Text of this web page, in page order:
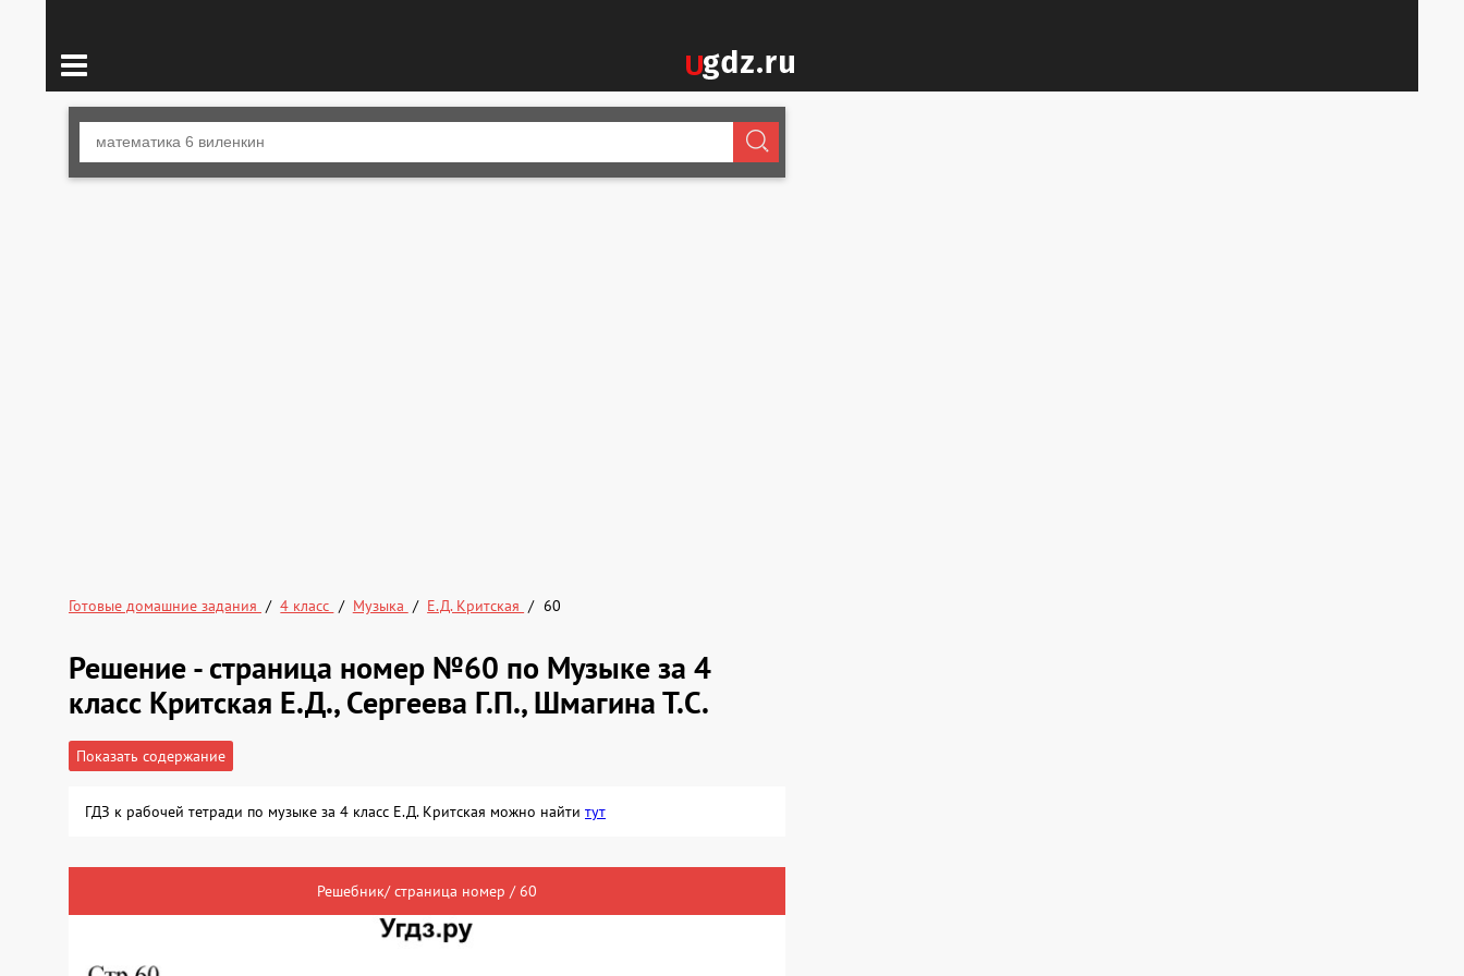
Готовые домашние задания 4 класс Музыка Е.Д. Критская 60
Решение - страница номер №60 по Музыке за 4
класс Критская Е.Д., Сергеева Г.П., Шмагина Т.С.
Показать содержание
ГДЗ к рабочей тетради по музыке за 4 класс Е.Д. Критская можно найти тут
Решебник/ страница номер / 60